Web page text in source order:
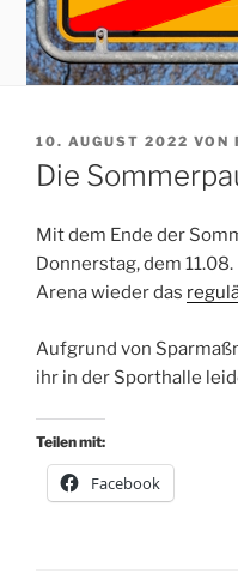
VERÖFFENTLICHT
AM
10. AUGUST 2022 VON
Die
Mit dem Ende der
Donnerstag, dem
Arena wieder das
Aufgrund von
ihr in der Sporthalle
Teilen mit:
Facebook